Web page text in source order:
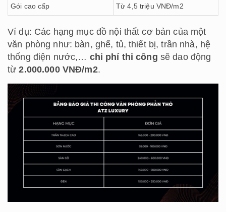
Gói cao cấp Từ 4,5 triệu VNĐ/m2
Ví dụ: Các hạng mục đồ nội thất cơ bản của một
văn phòng như: bàn, ghế, tủ, thiết bị, trần nhà, hệ
thống điện nước,… chi phí thi công sẽ dao động
từ2.000.000 VNĐ/m2.